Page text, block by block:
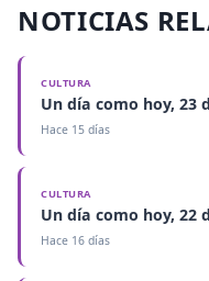
NOTICIAS
CULTURA
Un día como hoy, 23
Hace 15 días
CULTURA
Un día como hoy, 22
Hace 16 días